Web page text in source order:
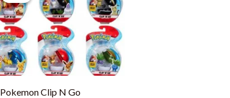
Pokemon Clip N Go
116,19 zł.82,99 zł.